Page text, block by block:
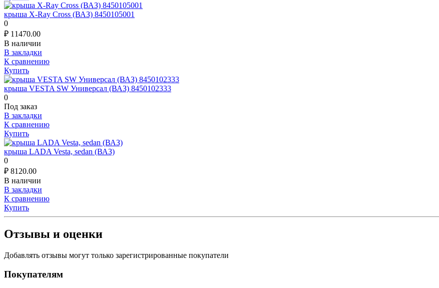
крыша X-Ray Cross (ВАЗ) 8450105001
0
₽ 11470.00
В наличии
В закладки
К сравнению
Купить
крыша VESTA SW Универсал (ВАЗ) 8450102333
0
Под заказ
В закладки
К сравнению
Купить
крыша LADA Vesta, sedan (ВАЗ)
0
₽ 8120.00
В наличии
В закладки
К сравнению
Купить
Отзывы и оценки
Добавлять отзывы могут только зарегистрированные покупатели
Покупателям